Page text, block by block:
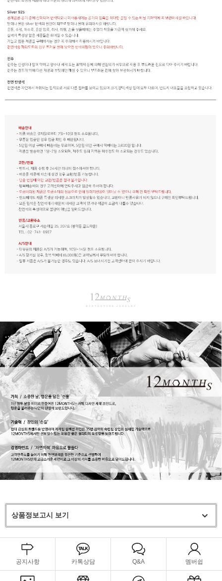
상품정보고시 보기
공지사항 카톡상담 Q&A 멤버쉽